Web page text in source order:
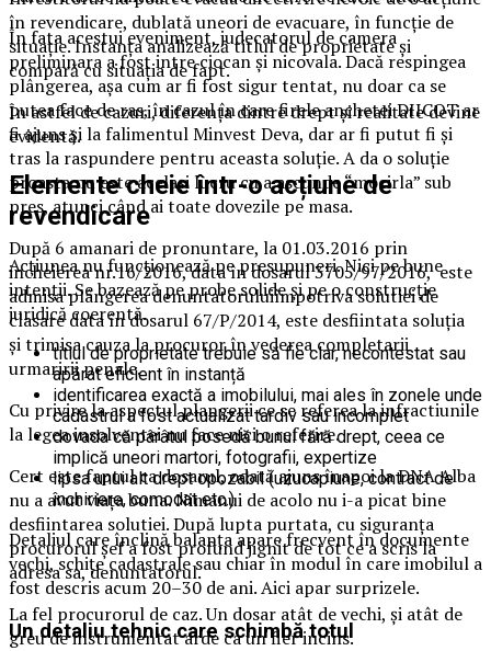
În fata acestui eveniment, judecatorul de camera
preliminara a fost intre ciocan și nicovala. Dacă respingea
plângerea, așa cum ar fi fost sigur tentat, nu doar ca se
putea face de ras, în cazul în care firele anchetei DIICOT ar
fi ajuns și la falimentul Minvest Deva, dar ar fi putut fi și
tras la raspundere pentru aceasta soluție. A da o soluție
proasta nu este același lucru cu a ascunde “mocirla” sub
pres, atunci când ai toate dovezile pe masa.
După 6 amanari de pronuntare, la 01.03.2016 prin
incheierea nr.16/2016, data în dosarul 3705/97/2016, este
admisa plângerea denuntatoruluiîmpotriva solutiei de
clasare data în dosarul 67/P/2014, este desfiintata soluția
și trimisa cauza la procuror în vederea completarii
urmaririi penale.
Cu privire la aspectul plangerii ce se referea la infractiunile
la legea insolventei nu face nici o referire.
Cert este faptul ca dosarul, odată ajuns înapoi la DNA Alba
nu a avut viața buna. Nimanui de acolo nu i-a picat bine
desfiintarea solutiei. După lupta purtata, cu siguranța
procurorul șef a fost profund jignit de tot ce a scris la
adresa sa, denuntatorul.
La fel procurorul de caz. Un dosar atât de vechi, și atât de
greu de instrumentat arde ca un fier incins.
în revendicare, dublată uneori de evacuare, în funcție de
situație. Instanța analizează titlul de proprietate și
compară cu situația de fapt.
În astfel de cazuri, diferența dintre drept și realitate devine
evidentă.
Elemente cheie într-o acțiune de
revendicare
Acțiunea nu funcționează pe presupuneri. Nici pe bune
intenții. Se bazează pe probe solide și pe o construcție
juridică coerentă.
titlul de proprietate trebuie să fie clar, necontestat sau
apărat eficient în instanță
identificarea exactă a imobilului, mai ales în zonele unde
cadastrul a fost actualizat tardiv sau incomplet
dovada că pârâtul posedă bunul fără drept, ceea ce
implică uneori martori, fotografii, expertize
lipsa unui alt drept opozabil (uzucapiune, contract de
închiriere, comodat etc.)
Detaliul care înclină balanța apare frecvent în documente
vechi, schițe cadastrale sau chiar în modul în care imobilul a
fost descris acum 20–30 de ani. Aici apar surprizele.
Un detaliu tehnic care schimbă totul